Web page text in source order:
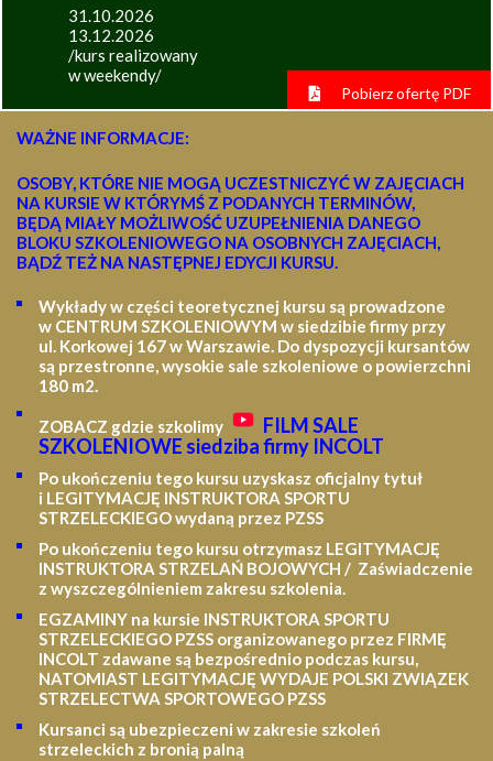
31.10.2026
13.12.2026
/kurs realizowany
w weekendy/
Pobierz ofertę PDF
WAŻNE INFORMACJE:
OSOBY, KTÓRE NIE MOGĄ UCZESTNICZYĆ W ZAJĘCIACH
NA KURSIE W KTÓRYMŚ Z PODANYCH TERMINÓW,
BĘDĄ MIAŁY MOŻLIWOŚĆ UZUPEŁNIENIA DANEGO
BLOKU SZKOLENIOWEGO NA OSOBNYCH ZAJĘCIACH,
BĄDŹ TEŻ NA NASTĘPNEJ EDYCJI KURSU.
Wykłady w części teoretycznej kursu są prowadzone
w CENTRUM SZKOLENIOWYM w siedzibie firmy przy
ul. Korkowej 167 w Warszawie. Do dyspozycji kursantów
są przestronne, wysokie sale szkoleniowe o powierzchni
180 m2.
ZOBACZ gdzie szkolimy
FILM SALE
SZKOLENIOWE siedziba firmy INCOLT
Po ukończeniu tego kursu uzyskasz oficjalny tytuł
i LEGITYMACJĘ INSTRUKTORA SPORTU
STRZELECKIEGO wydaną przez PZSS
Po ukończeniu tego kursu otrzymasz LEGITYMACJĘ
INSTRUKTORA STRZELAŃ BOJOWYCH / Zaświadczenie
z wyszczególnieniem zakresu szkolenia.
EGZAMINY na kursie INSTRUKTORA SPORTU
STRZELECKIEGO PZSS organizowanego przez FIRMĘ
INCOLT zdawane są bezpośrednio podczas kursu,
NATOMIAST LEGITYMACJĘ WYDAJE POLSKI ZWIĄZEK
STRZELECTWA SPORTOWEGO PZSS
Kursanci są ubezpieczeni w zakresie szkoleń
strzeleckich z bronią palną